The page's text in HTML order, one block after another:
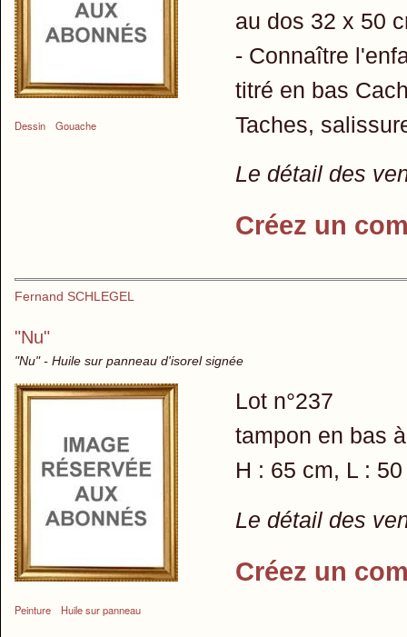
Dessin Gouache
au dos 32 x 50
- Connaître
titré en bas
Taches,
Le détail des
Créez un
Fernand SCHLEGEL
"Nu"
"Nu" - Huile sur panneau d'isorel signée
Peinture Huile sur panneau
Lot n°237
tampon en bas
H : 65 cm, L :
Le détail des
Créez un